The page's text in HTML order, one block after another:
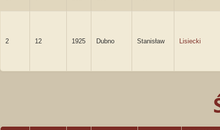
2 12 1925 Dubno Stanisław Lisiecki